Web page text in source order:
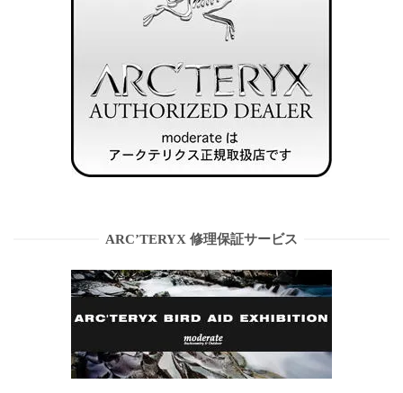
ARC’TERYX 修理保証サービス